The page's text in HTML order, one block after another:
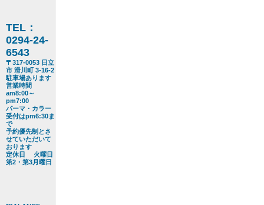
TEL：
0294-24-
6543
〒317-0053 日立
市 滑川町 3-16-2
駐車場あります
営業時間
am8:00～
pm7:00
パーマ・カラー
受付はpm6:30ま
で
予約優先制とさ
せていただいて
おります
定休日 火曜日
第2・第3月曜日